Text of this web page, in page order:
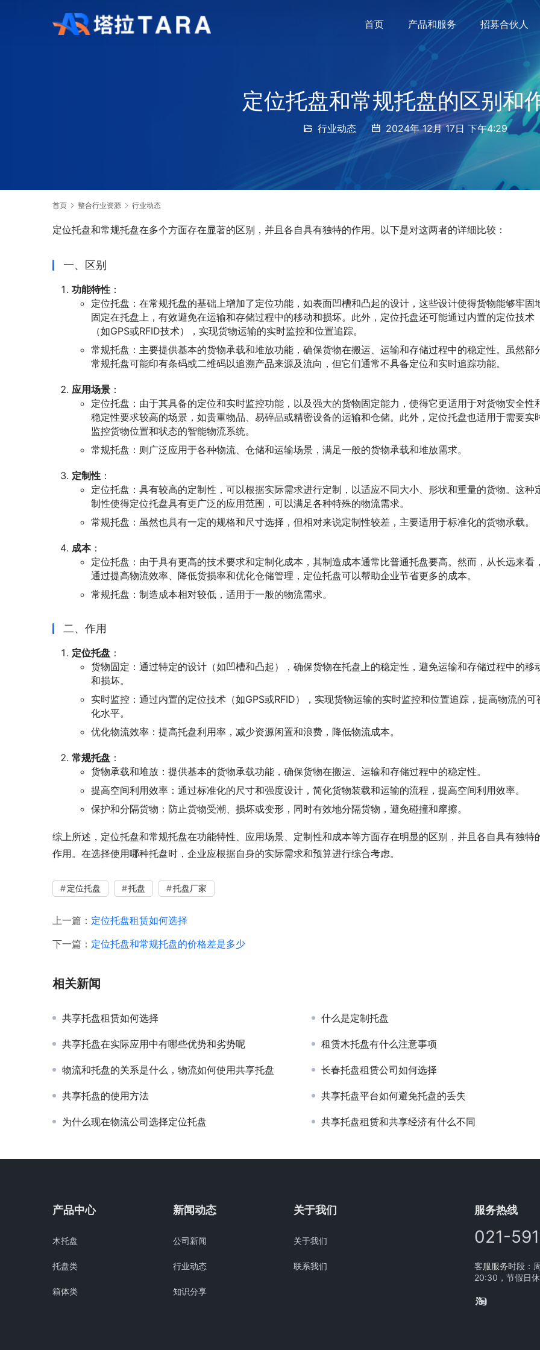
首页 产品和服务 招募合伙人
定位托盘和常规托盘的区别和
行业动态 2024年 12月 17日 下午4:29
首页 整合行业资源 行业动态
定位托盘和常规托盘在多个方面存在显著的区别，并且各自具有独特的作用。以下是对这两者的详细比较：
一、区别
功能特性 ：
定位托盘：在常规托盘的基础上增加了定位功能，如表面凹槽和凸起的设计，这些设计使得货物能够牢固
固定在托盘上，有效避免在运输和存储过程中的移动和损坏。此外，定位托盘还可能通过内置的定位技术
（如GPS或RFID技术），实现货物运输的实时监控和位置追踪。
常规托盘：主要提供基本的货物承载和堆放功能，确保货物在搬运、运输和存储过程中的稳定性。虽然部
常规托盘可能印有条码或二维码以追溯产品来源及流向，但它们通常不具备定位和实时追踪功能。
应用场景 ：
定位托盘：由于其具备的定位和实时监控功能，以及强大的货物固定能力，使得它更适用于对货物安全性
稳定性要求较高的场景，如贵重物品、易碎品或精密设备的运输和仓储。此外，定位托盘也适用于需要实
监控货物位置和状态的智能物流系统。
常规托盘：则广泛应用于各种物流、仓储和运输场景，满足一般的货物承载和堆放需求。
定制性 ：
定位托盘：具有较高的定制性，可以根据实际需求进行定制，以适应不同大小、形状和重量的货物。这种
制性使得定位托盘具有更广泛的应用范围，可以满足各种特殊的物流需求。
常规托盘：虽然也具有一定的规格和尺寸选择，但相对来说定制性较差，主要适用于标准化的货物承载。
成本：
定位托盘：由于具有更高的技术要求和定制化成本，其制造成本通常比普通托盘要高。然而，从长远来看，
通过提高物流效率、降低货损率和优化仓储管理，定位托盘可以帮助企业节省更多的成本。
常规托盘：制造成本相对较低，适用于一般的物流需求。
二、作用
定位托盘 ：
货物固定：通过特定的设计（如凹槽和凸起），确保货物在托盘上的稳定性，避免运输和存储过程中的移
和损坏。
实时监控：通过内置的定位技术（如GPS或RFID），实现货物运输的实时监控和位置追踪，提高物流的可
化水平。
优化物流效率：提高托盘利用率，减少资源闲置和浪费，降低物流成本。
常规托盘 ：
货物承载和堆放：提供基本的货物承载功能，确保货物在搬运、运输和存储过程中的稳定性。
提高空间利用效率：通过标准化的尺寸和强度设计，简化货物装载和运输的流程，提高空间利用效率。
保护和分隔货物：防止货物受潮、损坏或变形，同时有效地分隔货物，避免碰撞和摩擦。
综上所述，定位托盘和常规托盘在功能特性、应用场景、定制性和成本等方面存在明显的区别，并且各自具有独特
作用。在选择使用哪种托盘时，企业应根据自身的实际需求和预算进行综合考虑。
定位托盘 托盘 托盘厂家
上一篇： 定位托盘租赁如何选择
下一篇： 定位托盘和常规托盘的价格差是多少
相关新闻
共享托盘租赁如何选择 什么是定制托盘
共享托盘在实际应用中有哪些优势和劣势呢 租赁木托盘有什么注意事项
物流和托盘的关系是什么，物流如何使用共享托盘 长春托盘租赁公司如何选择
共享托盘的使用方法 共享托盘平台如何避免托盘的丢失
为什么现在物流公司选择定位托盘 共享托盘租赁和共享经济有什么不同
产品中心
木托盘
托盘类
箱体类
新闻动态
公司新闻
行业动态
知识分享
关于我们
关于我们
联系我们
服务热线
021-
客服服务时段：
20:30，节假日